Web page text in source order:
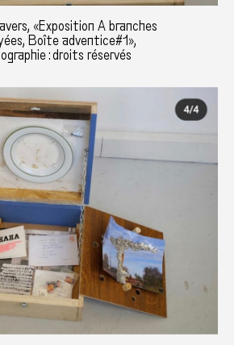
«Exposition A branches
Boîte adventice#1»,
: droits réservés